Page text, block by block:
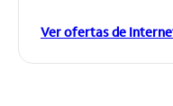
Ver ofertas de